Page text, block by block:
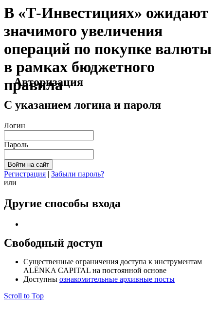
В «Т-Инвестициях» ожидают
значимого увеличения
операций по покупке валюты
в рамках бюджетного
правила
Авторизация
С указанием логина и пароля
Логин
Пароль
Регистрация | Забыли пароль?
или
Другие способы входа
Свободный доступ
Cущественные ограничения доступа к инструментам
ALЁNKA CAPITAL на постоянной основе
Доступны ознакомительные архивные посты
Scroll to Top